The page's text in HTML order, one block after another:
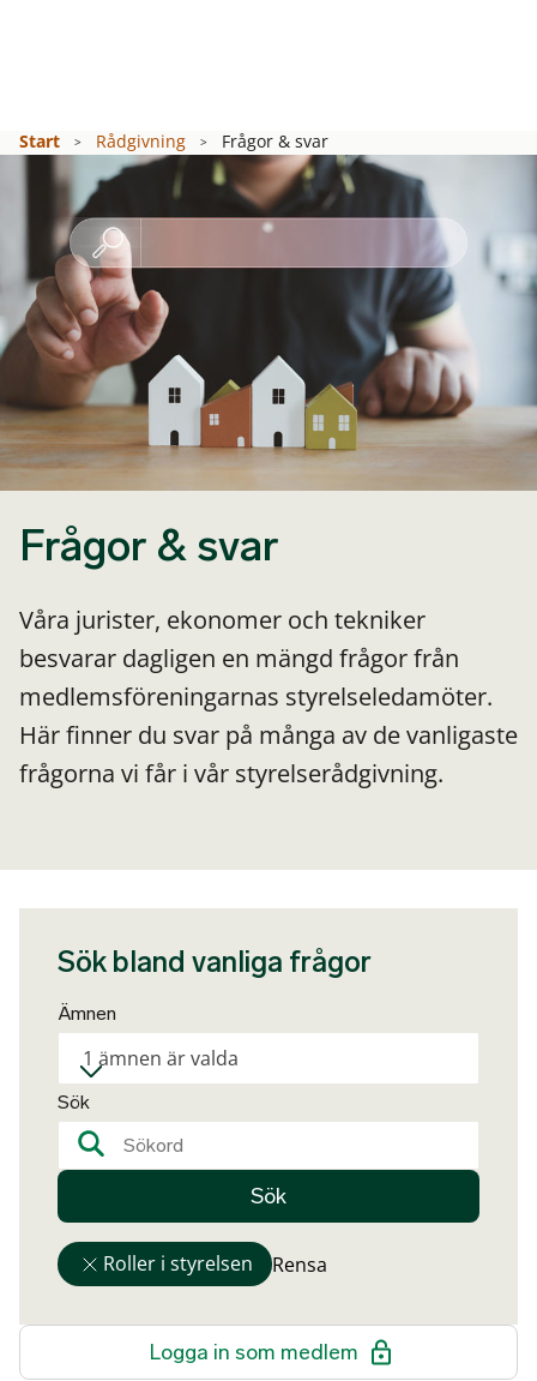
Start Rådgivning Frågor & svar
Frågor & svar
Våra jurister, ekonomer och tekniker
besvarar dagligen en mängd frågor från
medlemsföreningarnas styrelseledamöter.
Här finner du svar på många av de vanligaste
frågorna vi får i vår styrelserådgivning.
Sök bland vanliga frågor
Ämnen
1 ämnen är valda
Sök
Sök
Roller i styrelsen Rensa
Logga in som medlem